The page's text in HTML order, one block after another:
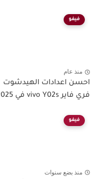
فيفو
منذ عام
احسن اعدادات الهيدشوت
فري فاير vivo Y02s في 2025
فيفو
منذ بضع سنوات